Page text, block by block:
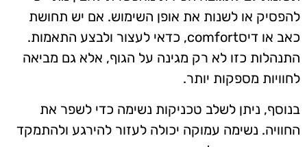
להפסיק או לשנות את אופן השימוש. אם יש תחושת
כאב או דיסcomfort, כדאי לעצור ולבצע התאמות.
התנהלות כזו לא רק מגינה על הגוף, אלא גם מביאה
לחוויות מספקות יותר.
בנוסף, ניתן לשלב טכניקות נשימה כדי לשפר את
החוויה. נשימה עמוקה יכולה לעזור להירגע ולהתמקד